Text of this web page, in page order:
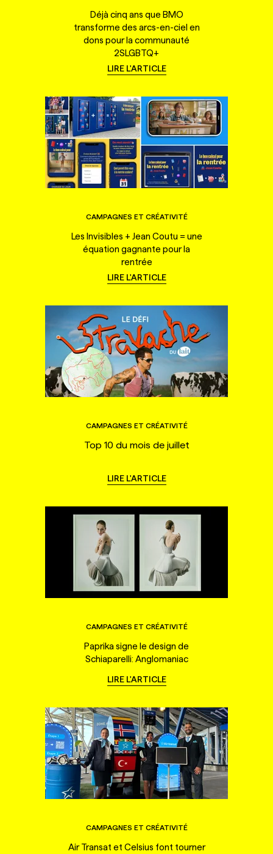
Déjà cinq ans que BMO
transforme des arcs-en-ciel en
dons pour la communauté
2SLGBTQ+
LIRE L'ARTICLE
CAMPAGNES ET CRÉATIVITÉ
Les Invisibles + Jean Coutu = une
équation gagnante pour la
rentrée
LIRE L'ARTICLE
CAMPAGNES ET CRÉATIVITÉ
Top 10 du mois de juillet
LIRE L'ARTICLE
CAMPAGNES ET CRÉATIVITÉ
Paprika signe le design de
Schiaparelli: Anglomaniac
LIRE L'ARTICLE
CAMPAGNES ET CRÉATIVITÉ
Air Transat et Celsius font tourner